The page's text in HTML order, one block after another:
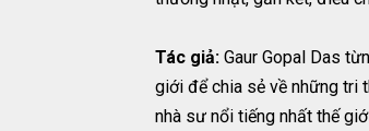
Tác giả: Gaur Gopal Das
giới để chia sẻ về những tri
nhà sư nổi tiếng nhất thế